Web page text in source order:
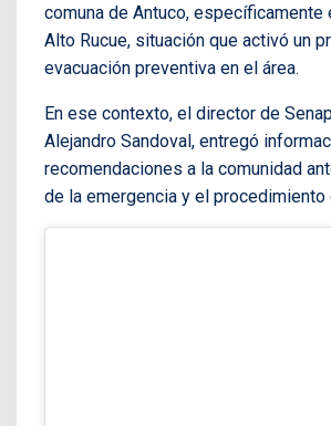
comuna de Antuco, específicamente
Alto Rucue, situación que activó un
evacuación preventiva en el área.
En ese contexto, el director de
Alejandro Sandoval, entregó
recomendaciones a la comunidad
de la emergencia y el procedimiento